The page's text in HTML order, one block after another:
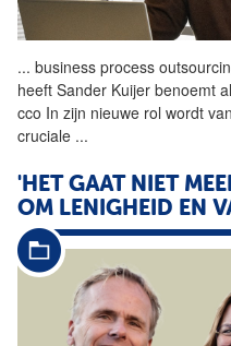
... business process
heeft Sander Kuijer benoemt
cco In zijn nieuwe rol wordt
cruciale ...
'HET GAAT NIET
OM LENIGHEID EN